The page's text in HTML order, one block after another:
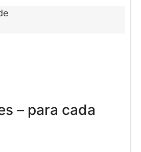
– para cada